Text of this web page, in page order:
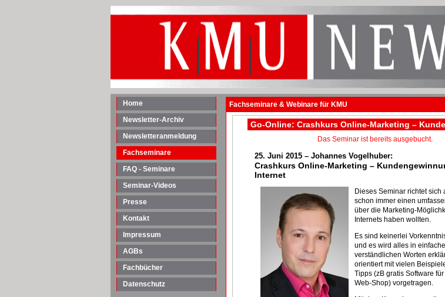
Home
Newsletter-Archiv
Newsletteranmeldung
Fachseminare
FAQ - Seminare
Seminar-Videos
Presse
Kontakt
Impressum
AGBs
Fachbücher
Datenschutz
Fachseminare & Webinare für KMU
Go-Online: Crashkurs Online-Marketing –
Das Seminar ist bereits ausgebucht.
25. Juni 2015 – Johannes Vogelhuber:
Crashkurs Online-Marketing –
Internet
Dieses Seminar richtet sich
schon immer einen
über die Marketing-
Internets haben wollten.
Es sind keinerlei
und es wird alles in
verständlichen Worten
orientiert mit vielen
Tipps (zB gratis Software
Web-Shop) vorgetragen.